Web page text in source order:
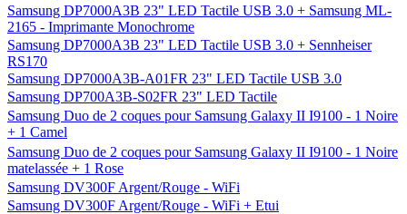
Samsung DP7000A3B 23" LED Tactile USB 3.0 + Samsung ML-
2165 - Imprimante Monochrome
Samsung DP7000A3B 23" LED Tactile USB 3.0 + Sennheiser
RS170
Samsung DP7000A3B-A01FR 23" LED Tactile USB 3.0
Samsung DP700A3B-S02FR 23" LED Tactile
Samsung Duo de 2 coques pour Samsung Galaxy II I9100 - 1 Noire
+ 1 Camel
Samsung Duo de 2 coques pour Samsung Galaxy II I9100 - 1 Noire
matelassée + 1 Rose
Samsung DV300F Argent/Rouge - WiFi
Samsung DV300F Argent/Rouge - WiFi + Etui